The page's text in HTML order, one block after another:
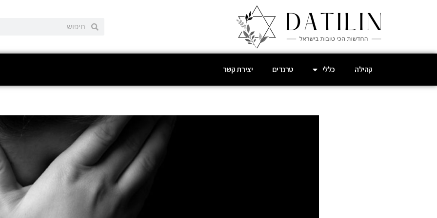
קהילה כללי טרנדים יצירת קשר